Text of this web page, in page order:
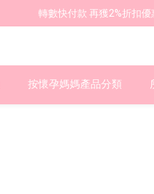
轉數快付款 再獲2%折扣
按懷孕媽媽產品分類